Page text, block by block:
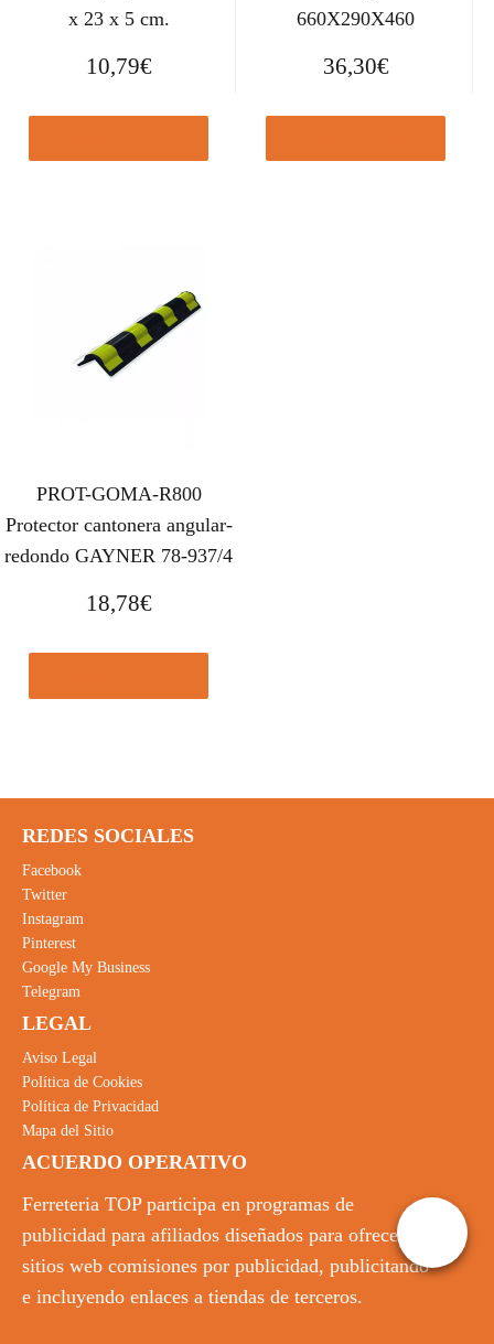
x 23 x 5 cm.
10,79€
660X290X460
36,30€
PROT-GOMA-R800
Protector cantonera angular-
redondo GAYNER 78-937/4
18,78€
REDES SOCIALES
Facebook
Twitter
Instagram
Pinterest
Google My Business
Telegram
LEGAL
Aviso Legal
Política de Cookies
Política de Privacidad
Mapa del Sitio
ACUERDO OPERATIVO
Ferreteria TOP participa en programas de
publicidad para afiliados diseñados para ofrecer a
sitios web comisiones por publicidad, publicitando
e incluyendo enlaces a tiendas de terceros.